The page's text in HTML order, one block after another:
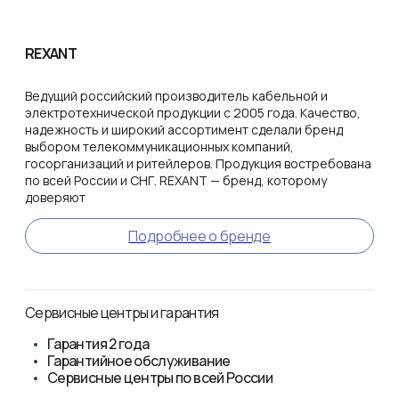
REXANT
Ведущий российский производитель кабельной и
электротехнической продукции с 2005 года. Качество,
надежность и широкий ассортимент сделали бренд
выбором телекоммуникационных компаний,
госорганизаций и ритейлеров. Продукция востребована
по всей России и СНГ. REXANT — бренд, которому
доверяют
Подробнее о бренде
Сервисные центры и гарантия
Гарантия2 года
Гарантийное обслуживание
Сервисные центры по всей России